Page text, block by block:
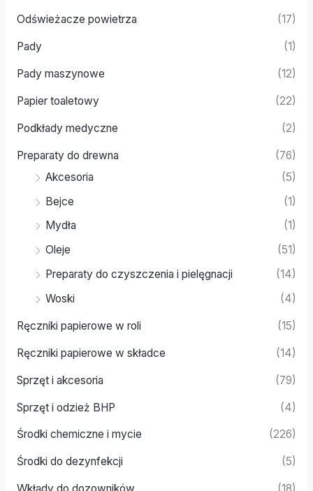
Odświeżacze powietrza (17)
Pady (1)
Pady maszynowe (12)
Papier toaletowy (22)
Podkłady medyczne (2)
Preparaty do drewna
(76)
Akcesoria
(5)
Bejce
(1)
Mydła
(1)
Oleje
(51)
Preparaty do czyszczenia i pielęgnacji
(14)
Woski
(4)
Ręczniki papierowe w roli (15)
Ręczniki papierowe w składce (14)
Sprzęt i akcesoria (79)
Sprzęt i odzież BHP (4)
Środki chemiczne i mycie (226)
Środki do dezynfekcji (5)